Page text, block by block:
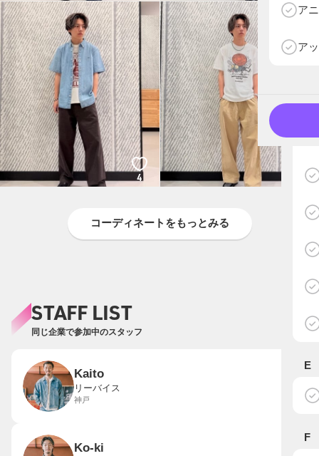
E
F
ア
ア
4
コーディネートをもっとみる
STAFF LIST
同じ企業で参加中のスタッフ
Kaito
リーバイス
神戸
Ko-ki